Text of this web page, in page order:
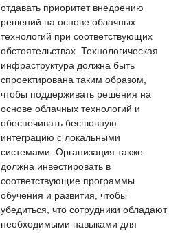
отдавать приоритет внедрению
решений на основе облачных
технологий при соответствующих
обстоятельствах. Технологическая
инфраструктура должна быть
спроектирована таким образом,
чтобы поддерживать решения на
основе облачных технологий и
обеспечивать бесшовную
интеграцию с локальными
системами. Организация также
должна инвестировать в
соответствующие программы
обучения и развития, чтобы
убедиться, что сотрудники обладают
необходимыми навыками для